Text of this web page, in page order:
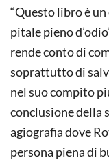
“Questo libro è
pitale pieno
rende conto di
soprattutto di
nel suo compito
conclusione della
agiografia dove
persona piena di